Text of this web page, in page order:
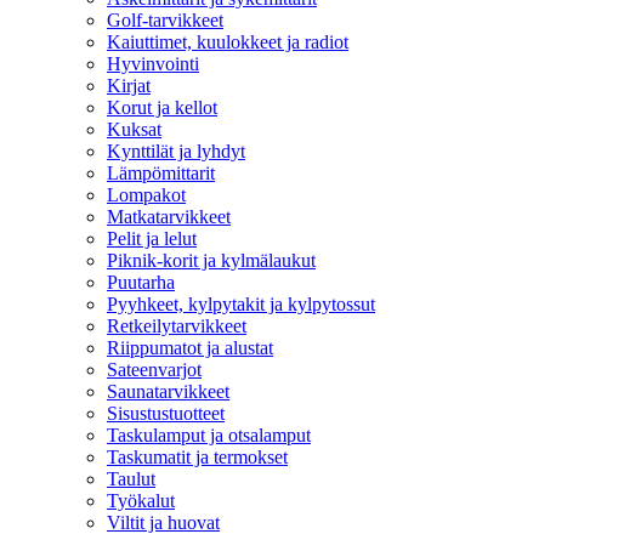
Golf-tarvikkeet
Kaiuttimet, kuulokkeet ja radiot
Hyvinvointi
Kirjat
Korut ja kellot
Kuksat
Kynttilät ja lyhdyt
Lämpömittarit
Lompakot
Matkatarvikkeet
Pelit ja lelut
Piknik-korit ja kylmälaukut
Puutarha
Pyyhkeet, kylpytakit ja kylpytossut
Retkeilytarvikkeet
Riippumatot ja alustat
Sateenvarjot
Saunatarvikkeet
Sisustustuotteet
Taskulamput ja otsalamput
Taskumatit ja termokset
Taulut
Työkalut
Viltit ja huovat